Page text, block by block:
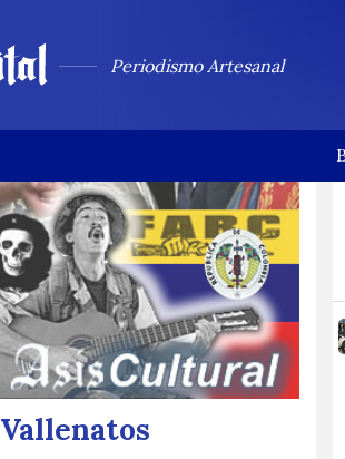
Periodismo Artesanal
Vallenatos